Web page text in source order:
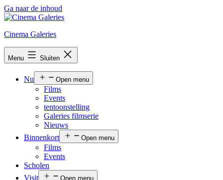
Ga naar de inhoud
Cinema Galeries
Menu Sluiten
Nu Open menu
Films
Events
tentoonstelling
Galeries filmserie
Nieuws
Binnenkort
Open menu
Films
Events
Scholen
Visit
Open menu